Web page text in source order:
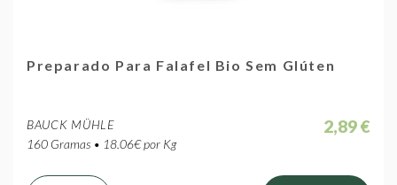
Preparado Para Falafel Bio Sem Glúten
BAUCK MÜHLE
160 Gramas • 18.06€ por Kg
2,89 €